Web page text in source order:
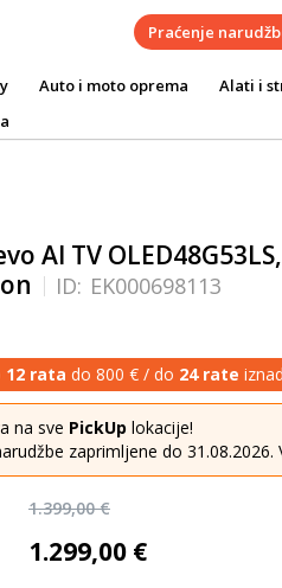
Praćenje
Auto i moto oprema Alati i
AI TV
ID: EK000698113
12 rata do 800 € / do 24 rate
na sve PickUp lokacije!
zaprimljene do 31.08.2026.
1.399,00 €
1.299,00 €